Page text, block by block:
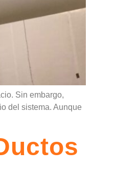
Sin embargo,
del sistema. Aunque